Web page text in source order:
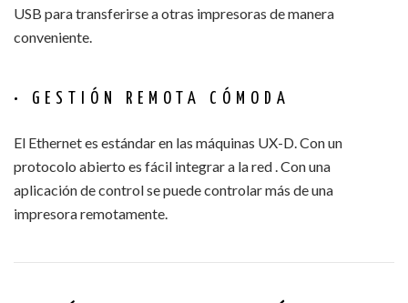
USB para transferirse a otras impresoras de manera
conveniente.
• GESTIÓN REMOTA CÓMODA
El Ethernet es estándar en las máquinas UX-D. Con un
protocolo abierto es fácil integrar a la red . Con una
aplicación de control se puede controlar más de una
impresora remotamente.